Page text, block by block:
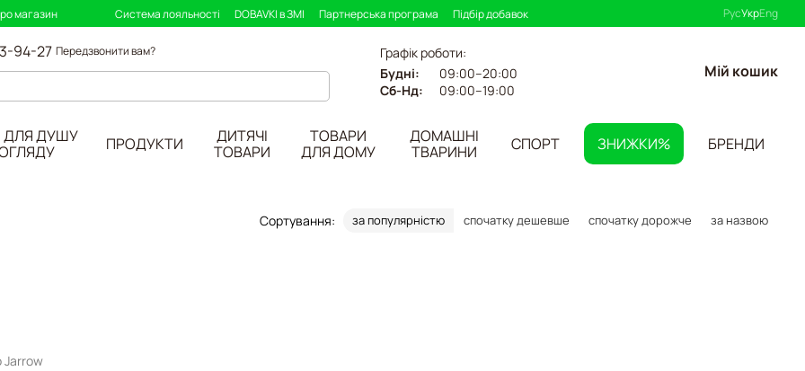
магазин Система лояльності DOBAVKI в ЗМІ Партнерська програма Підбір добавок РусУкрEng
94-27 Передзвонити вам?
Графік роботи:
Будні:
09:00–20:00
Сб-Нд:
09:00–19:00
Мій кошик
ДЛЯ ДУШУ
ПРОДУКТИ
ДИТЯЧІ
ТОВАРИ
ТОВАРИ
ДЛЯ ДОМУ
ДОМАШНІ
ТВАРИНИ
СПОРТ ЗНИЖКИ% БРЕНДИ
Сортування: за популярністю спочатку дешевше спочатку дорожче за назвою